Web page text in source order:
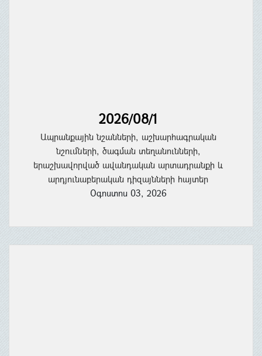
2026/08/1
Ապրանքային նշանների, աշխարհագրական
նշումների, ծագման տեղանունների,
երաշխավորված ավանդական արտադրանքի և
արդյունաբերական դիզայնների հայտեր
Օգոստոս 03, 2026